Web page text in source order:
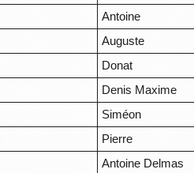
Antoine
Auguste
Donat
Denis Maxime
Siméon
Pierre
Antoine Delmas